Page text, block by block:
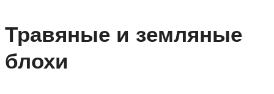
Травяные и земляные
блохи